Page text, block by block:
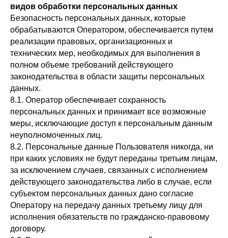
видов обработки персональных данных
Безопасность персональных данных, которые
обрабатываются Оператором, обеспечивается путем
реализации правовых, организационных и
технических мер, необходимых для выполнения в
полном объеме требований действующего
законодательства в области защиты персональных
данных.
8.1. Оператор обеспечивает сохранность
персональных данных и принимает все возможные
меры, исключающие доступ к персональным данным
неуполномоченных лиц.
8.2. Персональные данные Пользователя никогда, ни
при каких условиях не будут переданы третьим лицам,
за исключением случаев, связанных с исполнением
действующего законодательства либо в случае, если
субъектом персональных данных дано согласие
Оператору на передачу данных третьему лицу для
исполнения обязательств по гражданско-правовому
договору.
+7 (918) 381-05-50
info@artmodels.ru
г. Краснодар, ул. Красная 124, 4 этаж, офис 404
Школа
Интенсив 25+
Модели
Дети
Парни
30+
Plus-size
Old models
Стать моделью
Съёмки под ключ
Франшиза
Контакты
О нас
Западный округ
(Немецкая
Деревня)
Филиалы
Санкт-Петербург